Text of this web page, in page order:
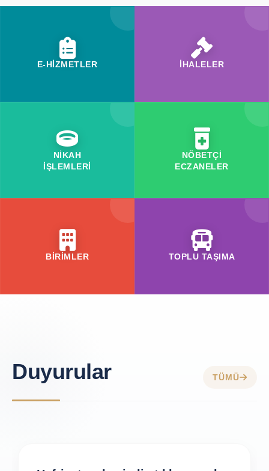
E-HİZMETLER İHALELER
NİKAH
İŞLEMLERİ
NÖBETÇİ
ECZANELER
BİRİMLER TOPLU TAŞIMA
Duyurular TÜMÜ